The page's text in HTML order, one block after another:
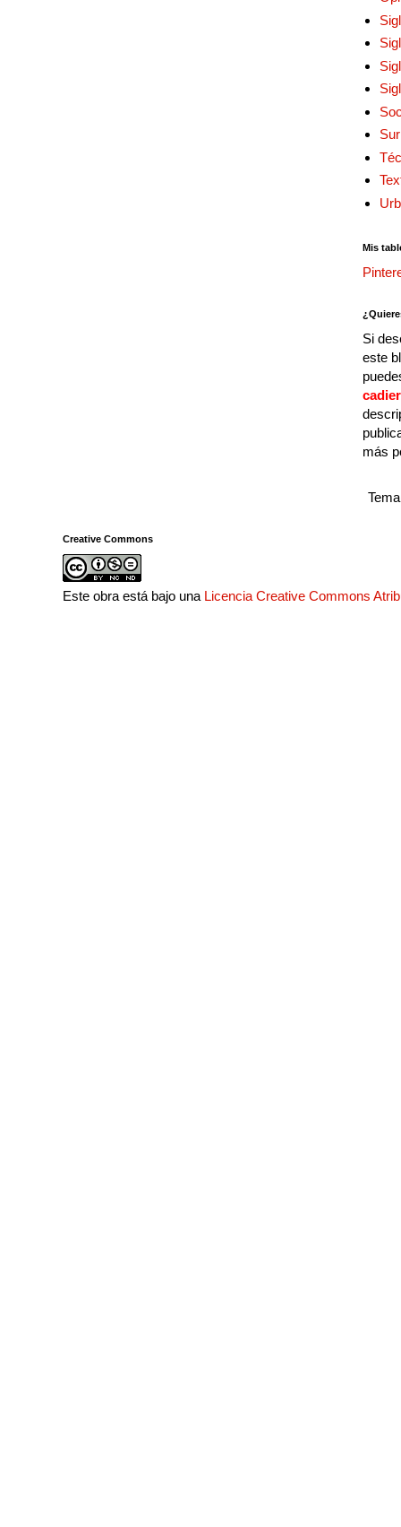
Mis
Si
este
más
Creative Commons
Este obra está bajo una Licencia Creative Commons